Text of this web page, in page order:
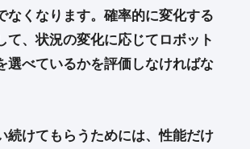
なくなります。確率的に変化する
て、状況の変化に応じてロボット
選べているかを評価しなければな
続けてもらうためには、性能だけ